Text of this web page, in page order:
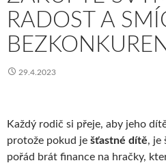
RADOST A
29.4.2023
Každý rodič si přeje, aby jeho
protože pokud je šťastné dítě, je
pořád brát finance na hračky,